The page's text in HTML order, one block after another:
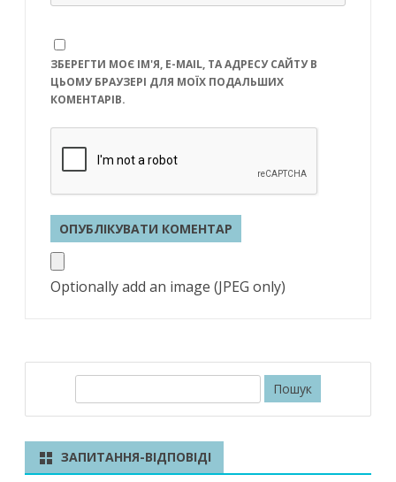
ЗБЕРЕГТИ МОЄ ІМ'Я, E-MAIL, ТА АДРЕСУ САЙТУ В
ЦЬОМУ БРАУЗЕРІ ДЛЯ МОЇХ ПОДАЛЬШИХ
КОМЕНТАРІВ.
Optionally add an image (JPEG only)
к
ЗАПИТАННЯ-ВІДПОВІДІ